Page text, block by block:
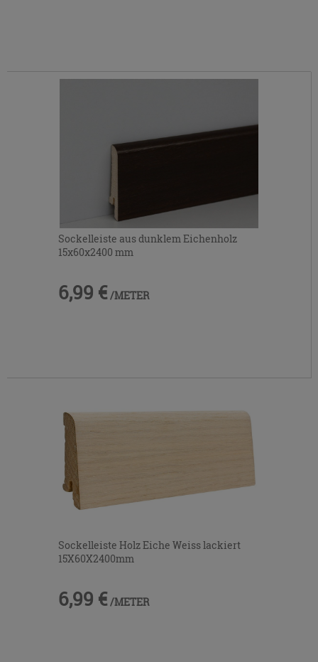
Sockelleiste aus dunklem Eichenholz
15x60x2400 mm
6,99 € /METER
Sockelleiste Holz Eiche Weiss lackiert
15X60X2400mm
6,99 € /METER